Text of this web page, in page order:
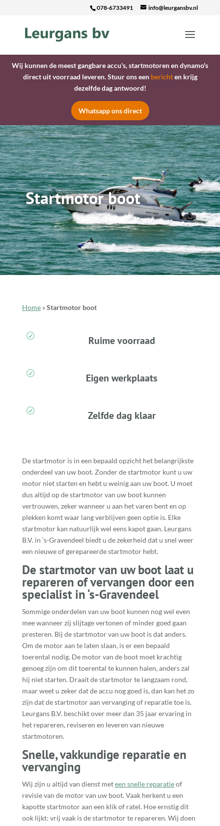
078-6733491 info@leurgansbv.nl
Wij kunnen de meest gangbare accu's, startmotoren en dynamo's
direct uit voorraad leveren. Stuur ons een berichten krijg
dezelfde dag antwoord!
Whatsapp ons direct
Startmotor boot
Home»Startmotor boot
R Ruime voorraad
R Eigen werkplaats
R Zelfde dag klaar
De startmotor is in een bepaald opzicht het belangrijkste
onderdeel van uw boot. Zonder de startmotor kunt u uw
motor niet starten en hebt u weinig aan uw boot. U moet
dus altijd op de startmotor van uw boot kunnen
vertrouwen, zeker wanneer u aan het varen bent en op
plekken komt waar lang verblijven geen optie is. Elke
startmotor kan natuurlijk wel eens kapot gaan. Leurgans
B.V. in ‘s-Gravendeel biedt u de zekerheid dat u snel weer
een nieuwe of gerepareerde startmotor hebt.
De startmotor van uw boot laat u
repareren of vervangen door een
specialist in ‘s-Gravendeel
Sommige onderdelen van uw boot kunnen nog wel even
mee wanneer zij slijtage vertonen of minder goed gaan
presteren. Bij de startmotor van uw boot is dat anders.
Om de motor aan te laten slaan, is er een bepaald
toerental nodig. De motor van de boot moet krachtig
genoeg zijn om dit toerental te kunnen halen, anders zal
hij niet starten. Draait de startmotor te langzaam rond,
maar weet u zeker dat de accu nog goed is, dan kan het zo
zijn dat de startmotor aan vervanging of reparatie toe is.
Leurgans B.V. beschikt over meer dan 35 jaar ervaring in
het repareren, reviseren en leveren van nieuwe
startmotoren.
Snelle, vakkundige reparatie en
vervanging
Wij zijn u altijd van dienst meteen snelle reparatieof
revisie van de motor van uw boot. Vaak herkent u een
kapotte startmotor aan een klik of ratel. Hoe ernstig dit
ook lijkt: vrij vaak is de startmotor te repareren. Wij doen